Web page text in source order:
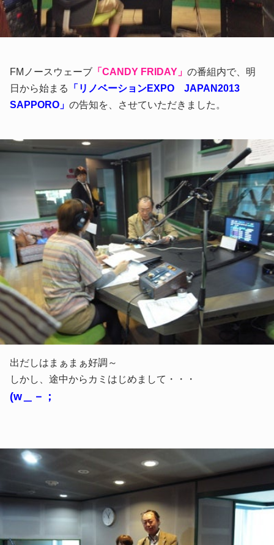
FMノースウェーブ 「CANDY FRIDAY」 の番組内で、明
日から始まる
「リノベーションEXPO JAPAN2013
SAPPORO」 の告知を、させていただきました。
出だしはまぁまぁ好調～
しかし、途中からカミはじめまして・・・
(w＿－；